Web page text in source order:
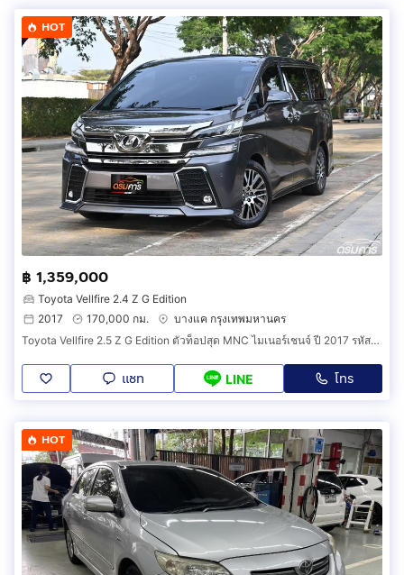
HOT
฿ 1,359,000
Toyota Vellfire 2.4 Z G Edition
2017
170,000 กม.
บางแค กรุงเทพมหานคร
Toyota Vellfire 2.5 Z G Edition ตัวท็อปสุด MNC ไมเนอร์เชนจ์ ปี 2017 รหัสสินค้า IBH
แชท LINE โทร
HOT